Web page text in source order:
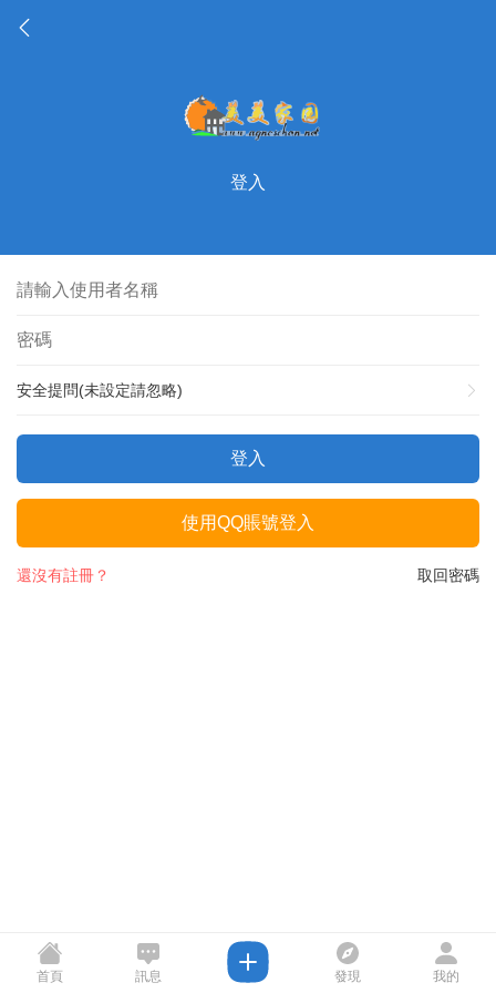
登入
安全提問(未設定請忽略)
登入
使用QQ賬號登入
取回密碼
還沒有註冊？
首頁 訊息 發現 我的